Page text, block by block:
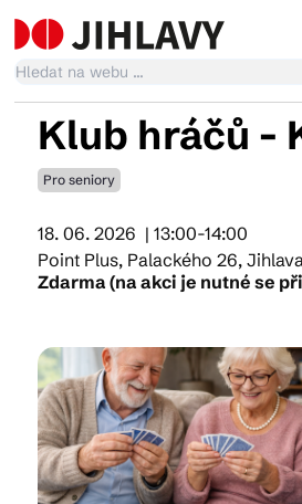
Kalendář akcí
Tradiční akce
Suvenýry
Praktické info
Klub hráčů -
Pro seniory
18. 06. 2026 | 13:00-14:00
Point Plus, Palackého 26,
Zdarma (na akci je nutné se